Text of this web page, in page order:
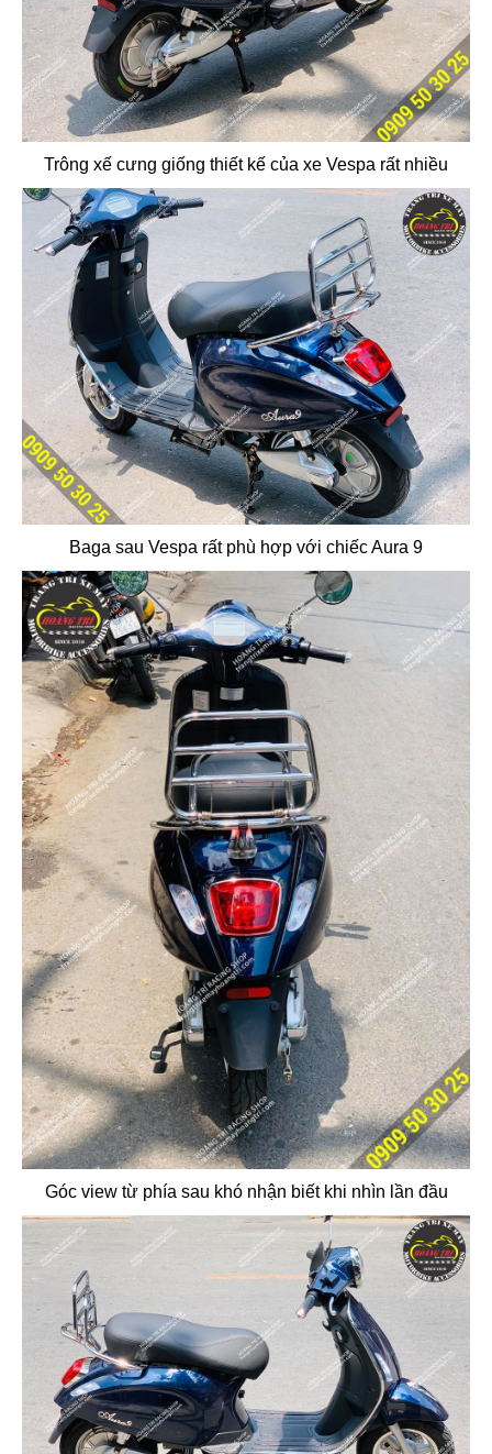
Trông xế cưng giống thiết kế của xe Vespa rất nhiều
Baga sau Vespa rất phù hợp với chiếc Aura 9
Góc view từ phía sau khó nhận biết khi nhìn lần đầu